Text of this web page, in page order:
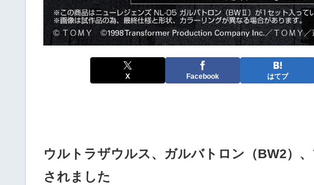
X Facebook はてブ
ウルトラザウルス、ガルバトロン（BW2）
されました